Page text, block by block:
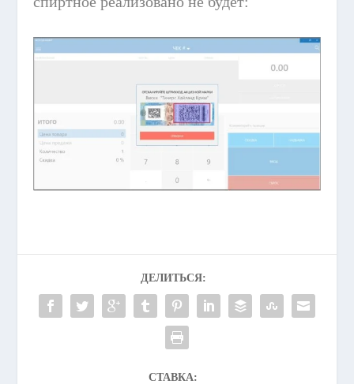
ДЕЛИТЬСЯ:
СТАВКА: